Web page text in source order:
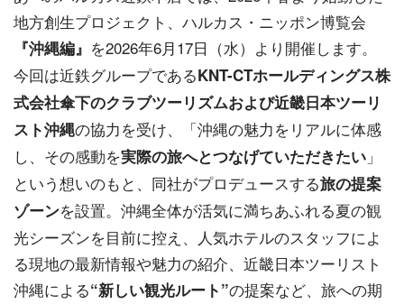
地方創生プロジェクト、ハルカス・ニッポン博覧会
『沖縄編』 を2026年6月17日（水）より開催します。
今回は近鉄グループであるKNT-CTホールディングス株
式会社傘下のクラブツーリズムおよび近畿日本ツーリ
スト沖縄の協力を受け、「沖縄の魅力をリアルに体感
し、その感動を実際の旅へとつなげていただきたい 」
という想いのもと、同社がプロデュースする旅の提案
ゾーンを設置。沖縄全体が活気に満ちあふれる夏の観
光シーズンを目前に控え、人気ホテルのスタッフによ
る現地の最新情報や魅力の紹介、近畿日本ツーリスト
沖縄による“新しい観光ルート”の提案など、旅への期